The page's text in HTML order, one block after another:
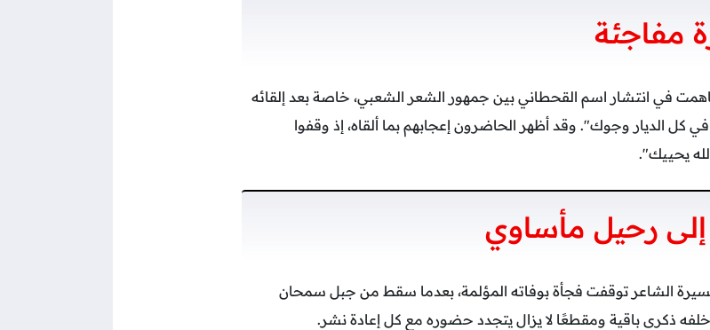
مفاجئة
في انتشار اسم القحطاني بين جمهور الشعر الشعبي، خاصة بعد إلقائه
كل الديار وجوك". وقد أظهر الحاضرون إعجابهم بما ألقاه، إذ وقفوا
يحييك".
رحيل مأساوي
الشاعر توقفت فجأة بوفاته المؤلمة، بعدما سقط من جبل سمحان
ذكرى باقية ومقطعًا لا يزال يتجدد حضوره مع كل إعادة نشر.